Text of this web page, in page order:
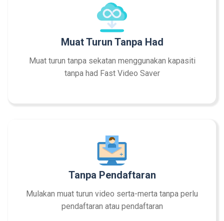
Muat Turun Tanpa Had
Muat turun tanpa sekatan menggunakan kapasiti
tanpa had Fast Video Saver
Tanpa Pendaftaran
Mulakan muat turun video serta-merta tanpa perlu
pendaftaran atau pendaftaran